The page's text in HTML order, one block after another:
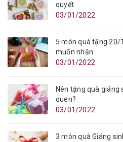
quyết
03/01/2022
5 món quà tặng 20/
muốn nhận
03/01/2022
Nên tặng quà giáng
quen?
03/01/2022
3 món quà Giáng